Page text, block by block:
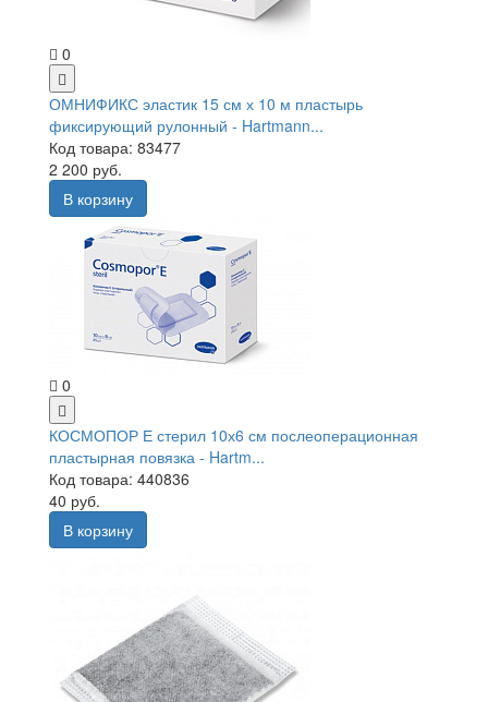
0
ОМНИФИКС эластик 15 см х 10 м пластырь
фиксирующий рулонный - Hartmann...
Код товара: 83477
2 200 руб.
В корзину
0
КОСМОПОР Е стерил 10х6 см послеоперационная
пластырная повязка - Hartm...
Код товара: 440836
40 руб.
В корзину